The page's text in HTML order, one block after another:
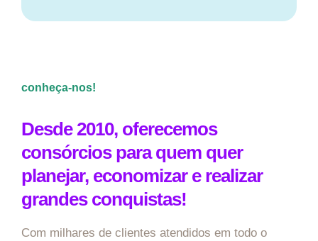
conheça-nos!
Desde 2010, oferecemos
consórcios para quem quer
planejar, economizar e realizar
grandes conquistas!
Com milhares de clientes atendidos em todo o